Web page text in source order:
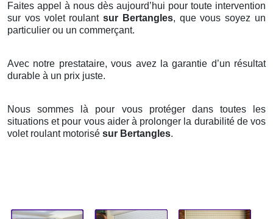
Faites appel à nous dès aujourd’hui pour toute intervention
sur vos volet roulantsur Bertangles, que vous soyez un
particulier ou un commerçant.
Avec notre prestataire, vous avez la garantie d’un résultat
durable à un prix juste.
Nous sommes là pour vous protéger dans toutes les
situations et pour vous aider à prolonger la durabilité de vos
volet roulant motorisé sur Bertangles.